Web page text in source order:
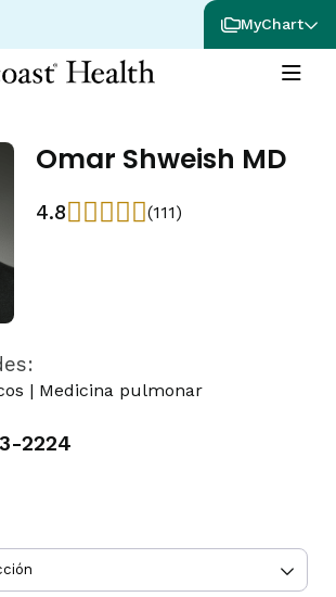
MyChart
Omar Shweish MD
4.8 (111)
| Medicina pulmonar
2224